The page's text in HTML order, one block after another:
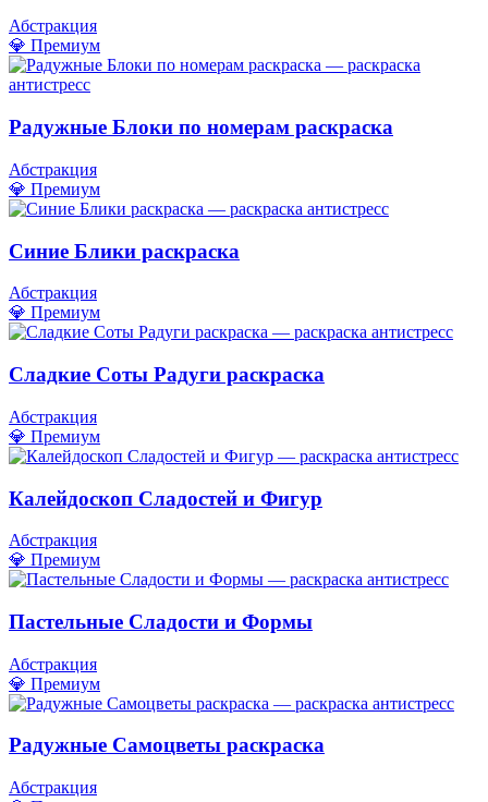
Абстракция
💎 Премиум
Радужные Блоки по номерам раскраска
Абстракция
💎 Премиум
Синие Блики раскраска
Абстракция
💎 Премиум
Сладкие Соты Радуги раскраска
Абстракция
💎 Премиум
Калейдоскоп Сладостей и Фигур
Абстракция
💎 Премиум
Пастельные Сладости и Формы
Абстракция
💎 Премиум
Радужные Самоцветы раскраска
Абстракция